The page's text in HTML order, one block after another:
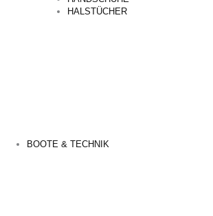
HALSTÜCHER
BOOTE & TECHNIK